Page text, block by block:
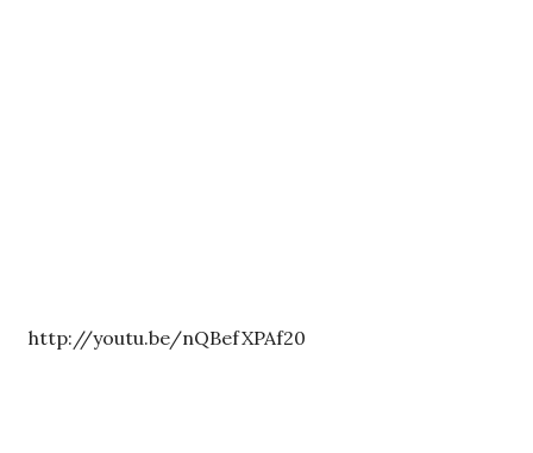
http://youtu.be/nQBefXPAf20